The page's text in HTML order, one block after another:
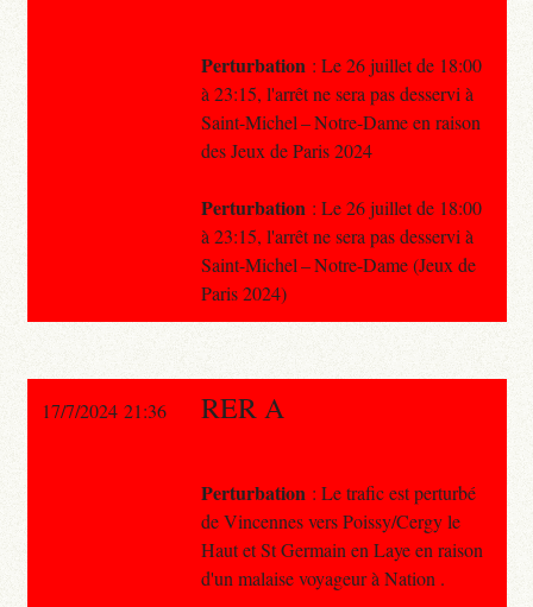
Perturbation : Le 26 juillet de 18:00
à 23:15, l'arrêt ne sera pas desservi à
Saint-Michel – Notre-Dame en raison
des Jeux de Paris 2024
Perturbation : Le 26 juillet de 18:00
à 23:15, l'arrêt ne sera pas desservi à
Saint-Michel – Notre-Dame (Jeux de
Paris 2024)
17/7/2024 21:36 RER A
Perturbation : Le trafic est perturbé
de Vincennes vers Poissy/Cergy le
Haut et St Germain en Laye en raison
d'un malaise voyageur à Nation .